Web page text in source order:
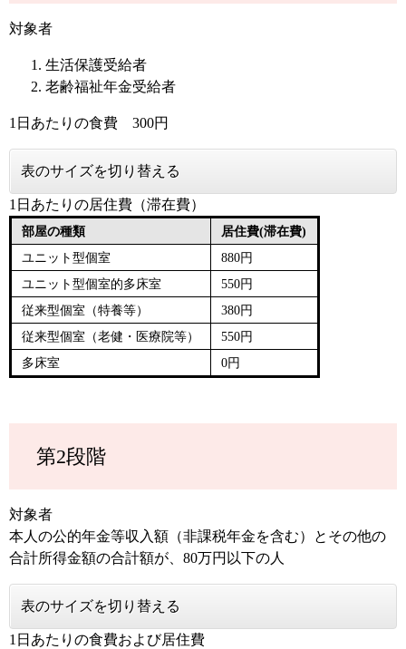
対象者
生活保護受給者
老齢福祉年金受給者
1日あたりの食費 300円
表のサイズを切り替える
1日あたりの居住費（滞在費）
部屋の種類
居住費(滞在費)
ユニット型個室
880円
ユニット型個室的多床室
550円
従来型個室（特養等）
380円
従来型個室（老健・医療院等）
550円
多床室
0円
第2段階
対象者
本人の公的年金等収入額（非課税年金を含む）とその他の
合計所得金額の合計額が、80万円以下の人
表のサイズを切り替える
1日あたりの食費および居住費